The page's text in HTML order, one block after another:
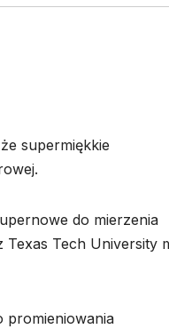
supermiękkie
do mierzenia
Tech University
promieniowania